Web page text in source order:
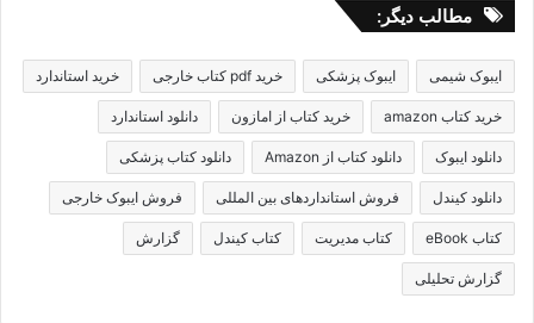
مطالب دیگر:
ایبوک شیمی ایبوک پزشکی خرید pdf کتاب خارجی خرید استاندارد
خرید کتاب amazon خرید کتاب از امازون دانلود استاندارد
دانلود ایبوک دانلود کتاب از Amazon دانلود کتاب پزشکی
دانلود کیندل فروش استانداردهای بین المللی فروش ایبوک خارجی
کتاب eBook کتاب مدیریت کتاب کیندل گزارش
گزارش تحلیلی